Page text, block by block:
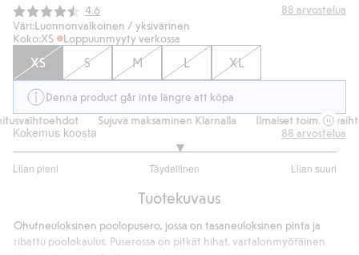
Keskimääräinen luokitus:
4.6 88 arvostelua
Väri:Luonnonvalkoinen / yksivärinen
Koko:XS Loppuunmyyty verkossa
XS S M L XL
Denna product går inte längre att köpa
Sujuva maksaminen Klarnalla Ilmaiset
Kokemus koosta
Liian pieni Täydellinen Liian suuri
/
ääneen
88 arvostelua
Tuotekuvaus
Ohutneuloksinen poolopusero, jossa on tasaneuloksinen pinta ja
ribattu poolokaulus. Puserossa on pitkät hihat, vartalonmyötäinen